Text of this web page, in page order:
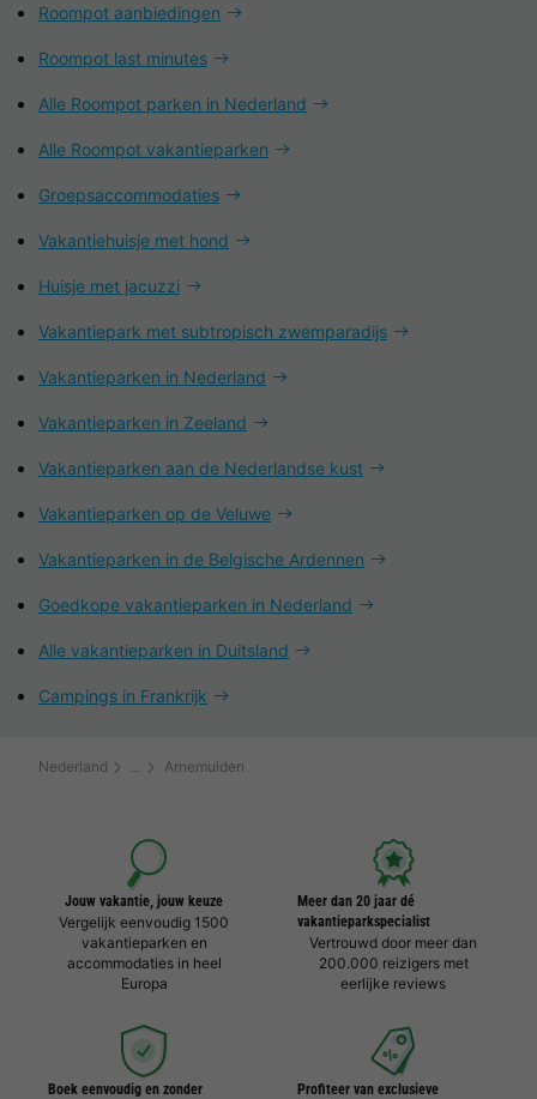
Roompot aanbiedingen
Roompot last minutes
Alle Roompot parken in Nederland
Alle Roompot vakantieparken
Groepsaccommodaties
Vakantiehuisje met hond
Huisje met jacuzzi
Vakantiepark met subtropisch zwemparadijs
Vakantieparken in Nederland
Vakantieparken in Zeeland
Vakantieparken aan de Nederlandse kust
Vakantieparken op de Veluwe
Vakantieparken in de Belgische Ardennen
Goedkope vakantieparken in Nederland
Alle vakantieparken in Duitsland
Campings in Frankrijk
Nederland Arnemuiden
Jouw vakantie, jouw keuze
Vergelijk eenvoudig 1500
vakantieparken en
accommodaties in heel
Europa
Meer dan 20 jaar dé
vakantieparkspecialist
Vertrouwd door meer dan
200.000 reizigers met
eerlijke reviews
Boek eenvoudig en zonder
Profiteer van exclusieve